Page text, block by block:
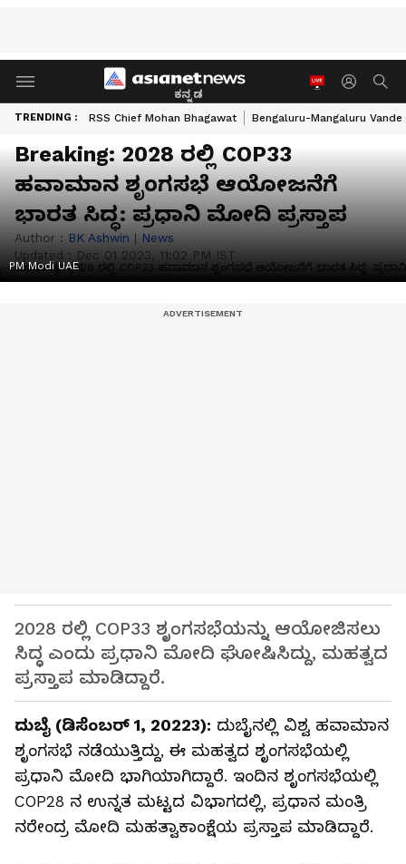
ಕನ್ನಡ
TRENDING : RSS Chief Mohan Bhagawat Bengaluru-Mangaluru
Breaking: 2028 ರಲ್ಲಿ COP33
ಹವಾಮಾನ ಶೃಂಗಸಭೆ ಆಯೋಜನೆಗೆ
ಭಾರತ ಸಿದ್ಧ: ಪ್ರಧಾನಿ ಮೋದಿ ಪ್ರಸ್ತಾಪ
Author : BK Ashwin | News
Updated : Dec 01 2023, 11:02 PM IST
PM Modi UAE
2028 ರಲ್ಲಿ COP33 ಶೃಂಗಸಭೆಯನ್ನು ಆಯೋಜಿಸಲು
ಸಿದ್ಧ ಎಂದು ಪ್ರಧಾನಿ ಮೋದಿ ಘೋಷಿಸಿದ್ದು, ಮಹತ್ವದ
ಪ್ರಸ್ತಾಪ ಮಾಡಿದ್ದಾರೆ.
ದುಬೈ (ಡಿಸೆಂಬರ್ 1, 20223): ದುಬೈನಲ್ಲಿ ವಿಶ್ವ ಹವಾಮಾನ
ಶೃಂಗಸಭೆ ನಡೆಯುತ್ತಿದ್ದು, ಈ ಮಹತ್ವದ ಶೃಂಗಸಭೆಯಲ್ಲಿ
ಪ್ರಧಾನಿ ಮೋದಿ ಭಾಗಿಯಾಗಿದ್ದಾರೆ. ಇಂದಿನ ಶೃಂಗಸಭೆಯಲ್ಲಿ
COP28 ನ ಉನ್ನತ ಮಟ್ಟದ ವಿಭಾಗದಲ್ಲಿ, ಪ್ರಧಾನ ಮಂತ್ರಿ
ನರೇಂದ್ರ ಮೋದಿ ಮಹತ್ವಾಕಾಂಕ್ಷೆಯ ಪ್ರಸ್ತಾಪ ಮಾಡಿದ್ದಾರೆ.